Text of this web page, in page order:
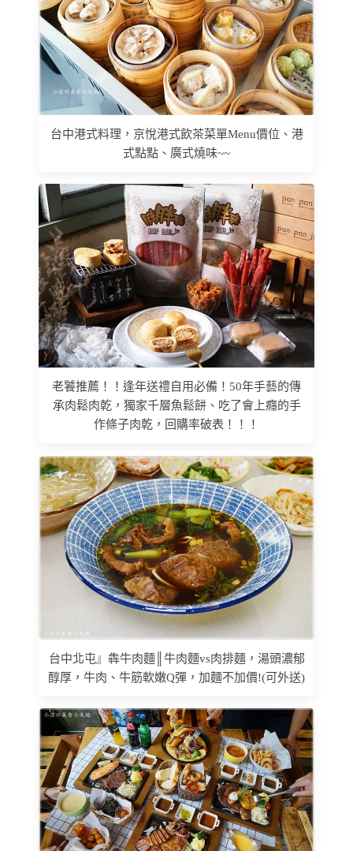
台中港式料理，京悅港式飲茶菜單Menu價位、港
式點點、廣式燒味~~
老饕推薦！！逢年送禮自用必備！50年手藝的傳
承肉鬆肉乾，獨家千層魚鬆餅、吃了會上癮的手
作條子肉乾，回購率破表‎！！！
台中北屯』犇牛肉麵║牛肉麵vs肉排麵，湯頭濃郁
醇厚，牛肉、牛筋軟嫩Q彈，加麵不加價!(可外送)